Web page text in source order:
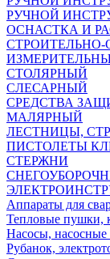
РУЧНОЙ
ОСНАСТКА И
СТОЛЯРНЫЙ
СЛЕСАРНЫЙ
СРЕДСТВА
МАЛЯРНЫЙ
ЛЕСТНИЦЫ,
ПИСТОЛЕТЫ
СТЕРЖНИ
Аппараты для
Тепловые пушки,
Насосы,
Рубанок,